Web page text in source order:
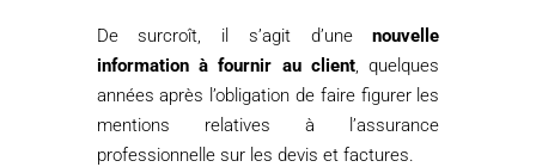
De surcroît, il s’agit d’unenouvelle
information à fournir au client, quelques
années après l’obligation de faire figurer les
mentions relatives à l’assurance
professionnelle sur les devis et factures.